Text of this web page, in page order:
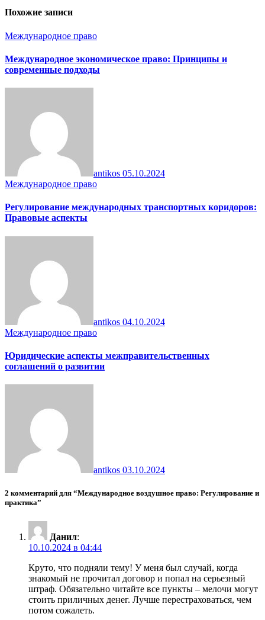
Похожие записи
Международное право
Международное экономическое право: Принципы и
современные подходы
antikos 05.10.2024
Международное право
Регулирование международных транспортных коридоров:
Правовые аспекты
antikos 04.10.2024
Международное право
Юридические аспекты межправительственных
соглашений о развитии
antikos 03.10.2024
2 комментарий для “Международное воздушное право: Регулирование и
практика”
Данил:
10.10.2024 в 04:44
Круто, что подняли тему! У меня был случай, когда
знакомый не прочитал договор и попал на серьезный
штраф. Обязательно читайте все пункты – мелочи могут
стоить приличных денег. Лучше перестраховаться, чем
потом сожалеть.